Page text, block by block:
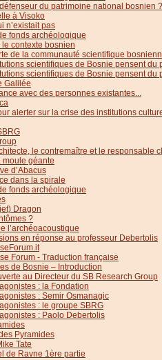
du patrimoine national bosnien ?
à Visoko
n’existait pas
fonds archéologique
contexte bosnien
de la communauté scientifique
scientifiques de Bosnie pensent du
scientifiques de Bosnie pensent du
Galilée
avec des personnes existantes...
alerter sur la crise des institutions
le contremaître et le responsable
moule géante
d’Abacus
dans la spirale
fonds archéologique
Dragon
?
l’archéoacoustique
en réponse au professeur Debertolis
Forum - Traduction française
de Bosnie – Introduction
au Directeur du SB Research Group
: la Fondation
: Semir Osmanagic
: le groupe SBRG
: Paolo Debertolis
Pyramides
Tate
de Ravne 1ère partie